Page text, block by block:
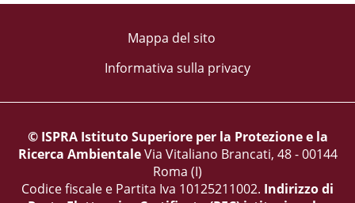
Mappa del sito
Informativa sulla privacy
© ISPRA Istituto Superiore per la Protezione e la
Ricerca AmbientaleVia Vitaliano Brancati, 48 - 00144
Roma (I)
Codice fiscale e Partita Iva 10125211002. Indirizzo di